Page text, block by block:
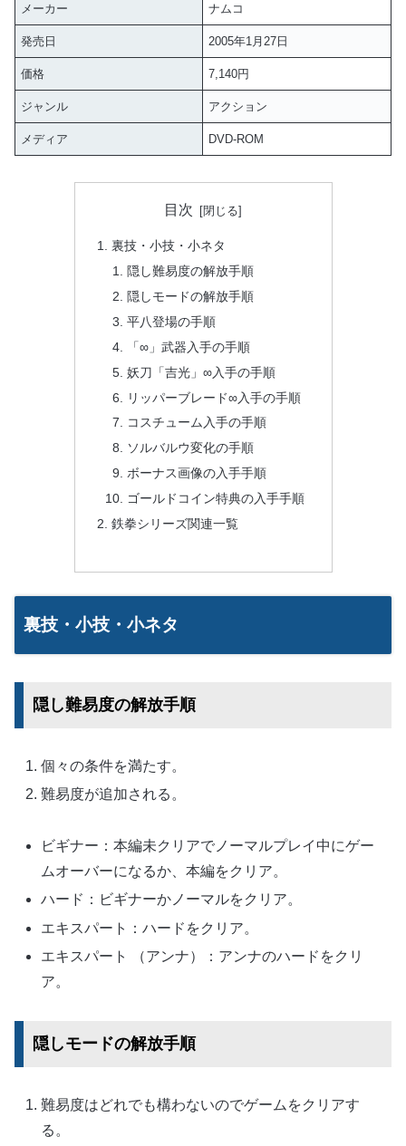
メーカー ナムコ
発売日 2005年1月27日
価格 7,140円
ジャンル アクション
メディア DVD-ROM
目次
裏技・小技・小ネタ
隠し難易度の解放手順
隠しモードの解放手順
平八登場の手順
「∞」武器入手の手順
妖刀「吉光」∞入手の手順
リッパーブレード∞入手の手順
コスチューム入手の手順
ソルバルウ変化の手順
ボーナス画像の入手手順
ゴールドコイン特典の入手手順
鉄拳シリーズ関連一覧
裏技・小技・小ネタ
隠し難易度の解放手順
個々の条件を満たす。
難易度が追加される。
ビギナー：本編未クリアでノーマルプレイ中にゲー
ムオーバーになるか、本編をクリア。
ハード：ビギナーかノーマルをクリア。
エキスパート：ハードをクリア。
エキスパート （アンナ）：アンナのハードをクリ
ア。
隠しモードの解放手順
難易度はどれでも構わないのでゲームをクリアす
る。